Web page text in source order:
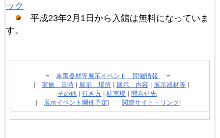
ック
平成23年2月1日から入館は無料になっていま
す。
=車両器材等展示イベント 開催情報
=
実施 日時| 展示 場所| 展示 内容 展示器材等|
その他 |行き方 |駐車場
問合せ先
展示イベント開催予定 関連サイト・リンク